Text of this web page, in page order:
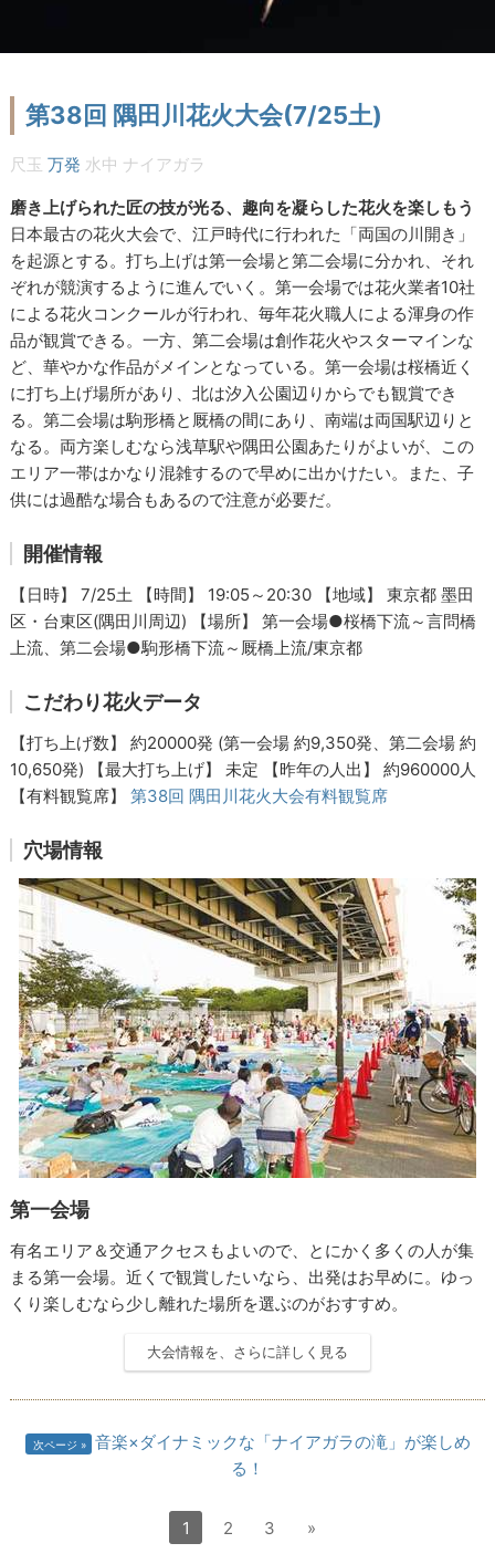
第38回 隅田川花火大会(7/25土)
尺玉 万発 水中 ナイアガラ
磨き上げられた匠の技が光る、趣向を凝らした花火を楽しもう
日本最古の花火大会で、江戸時代に行われた「両国の川開き」
を起源とする。打ち上げは第一会場と第二会場に分かれ、それ
ぞれが競演するように進んでいく。第一会場では花火業者10社
による花火コンクールが行われ、毎年花火職人による渾身の作
品が観賞できる。一方、第二会場は創作花火やスターマインな
ど、華やかな作品がメインとなっている。第一会場は桜橋近く
に打ち上げ場所があり、北は汐入公園辺りからでも観賞でき
る。第二会場は駒形橋と厩橋の間にあり、南端は両国駅辺りと
なる。両方楽しむなら浅草駅や隅田公園あたりがよいが、この
エリア一帯はかなり混雑するので早めに出かけたい。また、子
供には過酷な場合もあるので注意が必要だ。
開催情報
【日時】 7/25土 【時間】 19:05～20:30 【地域】 東京都 墨田
区・台東区(隅田川周辺) 【場所】 第一会場●桜橋下流～言問橋
上流、第二会場●駒形橋下流～厩橋上流/東京都
こだわり花火データ
【打ち上げ数】 約20000発 (第一会場 約9,350発、第二会場 約
10,650発) 【最大打ち上げ】 未定 【昨年の人出】 約960000人
【有料観覧席】第38回 隅田川花火大会有料観覧席
穴場情報
第一会場
有名エリア＆交通アクセスもよいので、とにかく多くの人が集
まる第一会場。近くで観賞したいなら、出発はお早めに。ゆっ
くり楽しむなら少し離れた場所を選ぶのがおすすめ。
大会情報を、さらに詳しく見る
次ページ
音楽×ダイナミックな「ナイアガラの滝」が楽しめ
る！
1 2 3 »